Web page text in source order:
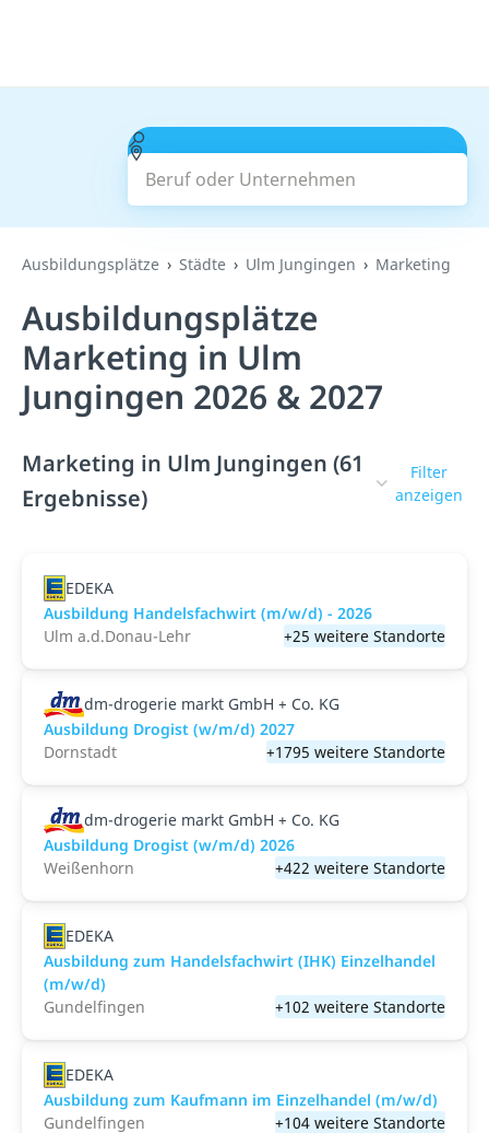
Beruf oder Unternehmen
Suchen
Ausbildungsplätze Städte Ulm Jungingen Marketing
Ausbildungsplätze
Marketing in Ulm
Jungingen 2026 & 2027
Marketing in Ulm Jungingen (61
Ergebnisse)
Filter
anzeigen
EDEKA
Ausbildung Handelsfachwirt (m/w/d) - 2026
Ulm a.d.Donau-Lehr
+25 weitere Standorte
dm-drogerie markt GmbH + Co. KG
Ausbildung Drogist (w/m/d) 2027
Dornstadt
+1795 weitere Standorte
dm-drogerie markt GmbH + Co. KG
Ausbildung Drogist (w/m/d) 2026
Weißenhorn
+422 weitere Standorte
EDEKA
Ausbildung zum Handelsfachwirt (IHK) Einzelhandel
(m/w/d)
Gundelfingen
+102 weitere Standorte
EDEKA
Ausbildung zum Kaufmann im Einzelhandel (m/w/d)
Gundelfingen
+104 weitere Standorte